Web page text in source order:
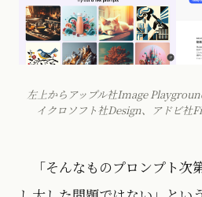
左上からアップル社Image
イクロソフト社Design、アドビ社
「そんなものプロンプト次